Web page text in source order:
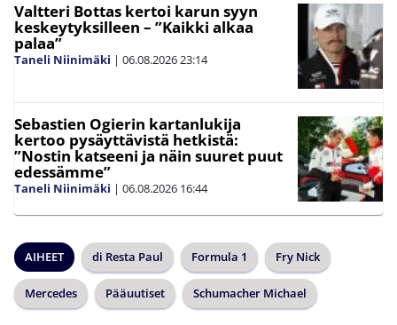
Valtteri Bottas kertoi karun syyn
keskeytyksilleen – ”Kaikki alkaa
palaa”
Taneli Niinimäki | 06.08.202623:14
Sebastien Ogierin kartanlukija
kertoo pysäyttävistä hetkistä:
”Nostin katseeni ja näin suuret puut
edessämme”
Taneli Niinimäki | 06.08.2026 16:44
AIHEET di Resta Paul Formula 1 Fry Nick
Mercedes Pääuutiset Schumacher Michael